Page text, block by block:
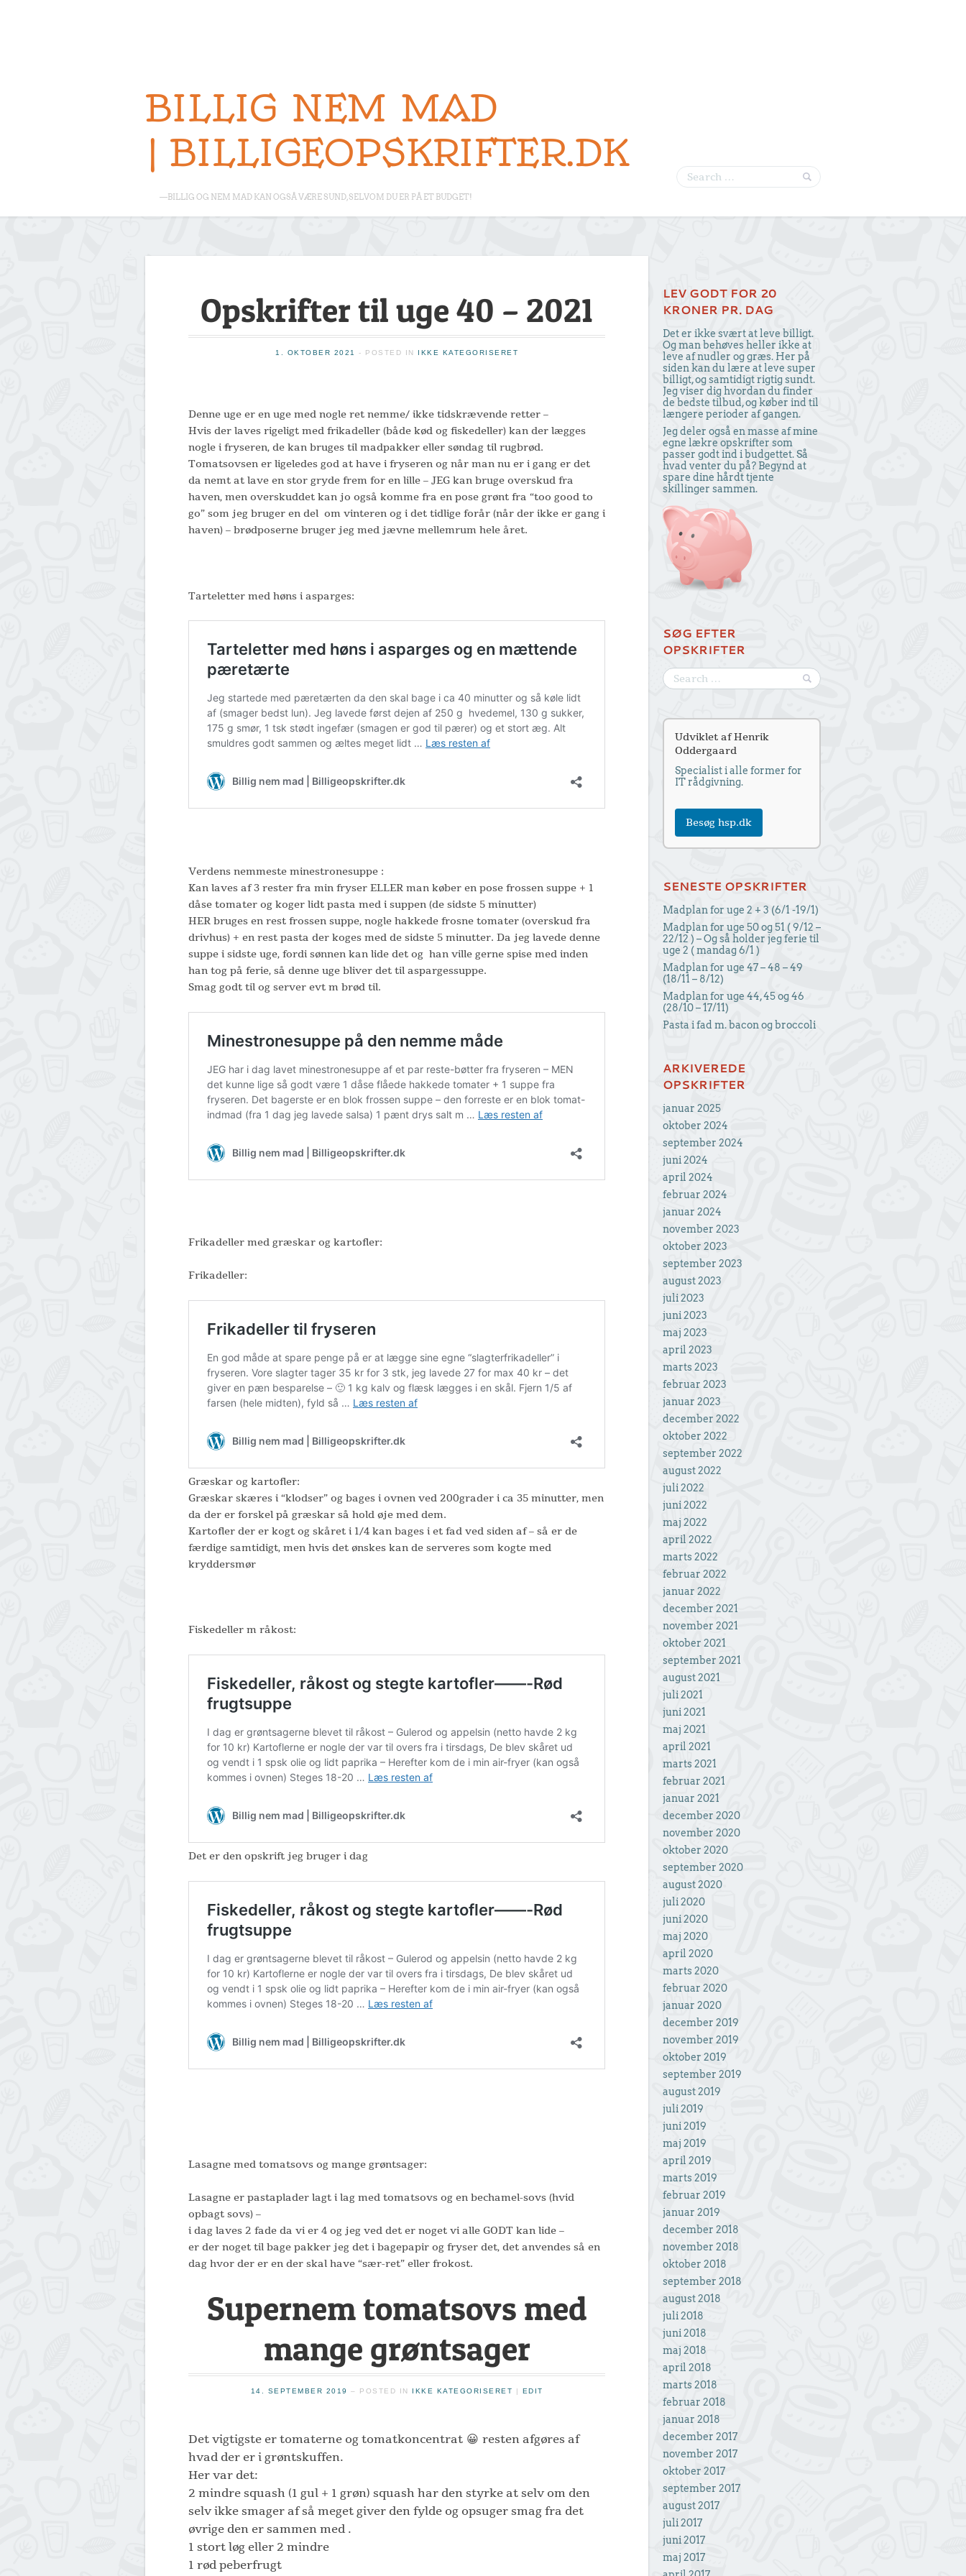
BILLIG NEM MAD
| BILLIGEOPSKRIFTER.DK
—BILLIG OG NEM MAD KAN OGSÅ VÆRE SUND, SELVOM DU ER PÅ ET BUDGET!
Opskrifter til uge 40 – 2021
1. OKTOBER 2021 - POSTED IN IKKE KATEGORISERET
Denne uge er en uge med nogle ret nemme/ ikke tidskrævende retter –
Hvis der laves rigeligt med frikadeller (både kød og fiskedeller) kan der lægges
nogle i fryseren, de kan bruges til madpakker eller søndag til rugbrød.
Tomatsovsen er ligeledes god at have i fryseren og når man nu er i gang er det
da nemt at lave en stor gryde frem for en lille – JEG kan bruge overskud fra
haven, men overskuddet kan jo også komme fra en pose grønt fra “too good to
go” som jeg bruger en del om vinteren og i det tidlige forår (når der ikke er gang i
haven) – brødposerne bruger jeg med jævne mellemrum hele året.
Tarteletter med høns i asparges:
Verdens nemmeste minestronesuppe :
Kan laves af 3 rester fra min fryser ELLER man køber en pose frossen suppe + 1
dåse tomater og koger lidt pasta med i suppen (de sidste 5 minutter)
HER bruges en rest frossen suppe, nogle hakkede frosne tomater (overskud fra
drivhus) + en rest pasta der koges med de sidste 5 minutter. Da jeg lavede denne
suppe i sidste uge, fordi sønnen kan lide det og han ville gerne spise med inden
han tog på ferie, så denne uge bliver det til aspargessuppe.
Smag godt til og server evt m brød til.
Frikadeller med græskar og kartofler:
Frikadeller:
Græskar og kartofler:
Græskar skæres i “klodser” og bages i ovnen ved 200grader i ca 35 minutter, men
da der er forskel på græskar så hold øje med dem.
Kartofler der er kogt og skåret i 1/4 kan bages i et fad ved siden af – så er de
færdige samtidigt, men hvis det ønskes kan de serveres som kogte med
kryddersmør
Fiskedeller m råkost:
Det er den opskrift jeg bruger i dag
Lasagne med tomatsovs og mange grøntsager:
Lasagne er pastaplader lagt i lag med tomatsovs og en bechamel-sovs (hvid
opbagt sovs) –
i dag laves 2 fade da vi er 4 og jeg ved det er noget vi alle GODT kan lide –
er der noget til bage pakker jeg det i bagepapir og fryser det, det anvendes så en
dag hvor der er en der skal have “sær-ret” eller frokost.
Supernem tomatsovs med
mange grøntsager
14. SEPTEMBER 2019 – POSTED IN IKKE KATEGORISERET | EDIT
Det vigtigste er tomaterne og tomatkoncentrat 😀 resten afgøres af
hvad der er i grøntskuffen.
Her var det:
2 mindre squash (1 gul + 1 grøn) squash har den styrke at selv om den
selv ikke smager af så meget giver den fylde og opsuger smag fra det
øvrige den er sammen med .
1 stort løg eller 2 mindre
1 rød peberfrugt
LEV GODT FOR 20
KRONER PR. DAG
Det er ikke svært at leve billigt.
Og man behøves heller ikke at
leve af nudler og græs. Her på
siden kan du lære at leve super
billigt, og samtidigt rigtig sundt.
Jeg viser dig hvordan du finder
de bedste tilbud, og køber ind til
længere perioder af gangen.
Jeg deler også en masse af mine
egne lækre opskrifter som
passer godt ind i budgettet. Så
hvad venter du på? Begynd at
spare dine hårdt tjente
skillinger sammen.
SØG EFTER
OPSKRIFTER
Udviklet af Henrik
Oddergaard
Specialist i alle former for
IT rådgivning.
Besøg hsp.dk
SENESTE OPSKRIFTER
Madplan for uge 2 + 3 (6/1 -19/1)
Madplan for uge 50 og 51 ( 9/12 –
22/12 ) – Og så holder jeg ferie til
uge 2 ( mandag 6/1 )
Madplan for uge 47 – 48 – 49
(18/11 – 8/12)
Madplan for uge 44, 45 og 46
(28/10 – 17/11)
Pasta i fad m. bacon og broccoli
ARKIVEREDE
OPSKRIFTER
januar 2025
oktober 2024
september 2024
juni 2024
april 2024
februar 2024
januar 2024
november 2023
oktober 2023
september 2023
august 2023
juli 2023
juni 2023
maj 2023
april 2023
marts 2023
februar 2023
januar 2023
december 2022
oktober 2022
september 2022
august 2022
juli 2022
juni 2022
maj 2022
april 2022
marts 2022
februar 2022
januar 2022
december 2021
november 2021
oktober 2021
september 2021
august 2021
juli 2021
juni 2021
maj 2021
april 2021
marts 2021
februar 2021
januar 2021
december 2020
november 2020
oktober 2020
september 2020
august 2020
juli 2020
juni 2020
maj 2020
april 2020
marts 2020
februar 2020
januar 2020
december 2019
november 2019
oktober 2019
september 2019
august 2019
juli 2019
juni 2019
maj 2019
april 2019
marts 2019
februar 2019
januar 2019
december 2018
november 2018
oktober 2018
september 2018
august 2018
juli 2018
juni 2018
maj 2018
april 2018
marts 2018
februar 2018
januar 2018
december 2017
november 2017
oktober 2017
september 2017
august 2017
juli 2017
juni 2017
maj 2017